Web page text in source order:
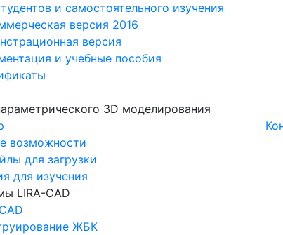
и самостоятельного изучения
версия 2016
версия
и учебные пособия
3D моделирования
возможности
для загрузки
для изучения
LIRA-CAD
ЖБК